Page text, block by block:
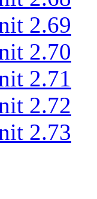
2.69
2.70
2.71
2.72
2.73